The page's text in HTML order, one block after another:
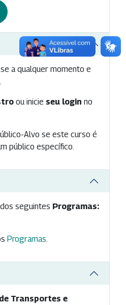
a qualquer momento e
ou inicie seu login no
Alvo se este curso é
público específico.
seguintes Programas:
Programas
Transportes e